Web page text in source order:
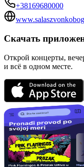
+38169680000
Скачать
Открой концерты,
и всё в одном месте.